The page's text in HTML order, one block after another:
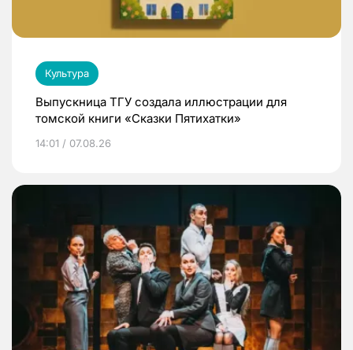
Культура
Выпускница ТГУ создала иллюстрации для
томской книги «Сказки Пятихатки»
14:01 / 07.08.26